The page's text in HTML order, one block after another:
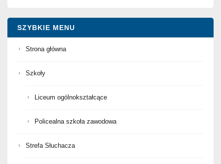
SZYBKIE MENU
Strona główna
Szkoły
Liceum ogólnokształcące
Policealna szkoła zawodowa
Strefa Słuchacza